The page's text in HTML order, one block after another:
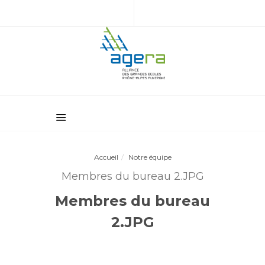
Accueil Notre équipe
Membres du bureau 2.JPG
Membres du bureau
2.JPG